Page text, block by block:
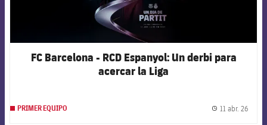
FC Barcelona - RCD Espanyol: Un derbi para
acercar la Liga
PRIMER EQUIPO 11 abr. 26